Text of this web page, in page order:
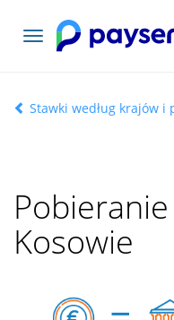
Toggle
navigation
Stawki według krajów i
Kosowie